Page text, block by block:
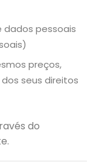
dados pessoais
preços,
seus direitos
do